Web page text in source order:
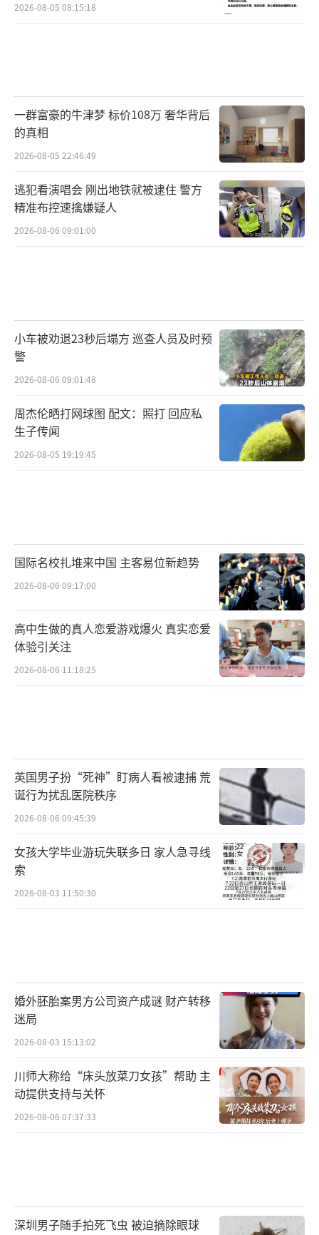
2026-08-05 08:15:18
一群富豪的牛津梦 标价108万 奢华背后
的真相
2026-08-05 22:46:49
逃犯看演唱会 刚出地铁就被逮住 警方
精准布控速擒嫌疑人
2026-08-06 09:01:00
小车被劝退23秒后塌方 巡查人员及时预
警
2026-08-06 09:01:48
周杰伦晒打网球图 配文：照打 回应私
生子传闻
2026-08-05 19:19:45
国际名校扎堆来中国 主客易位新趋势
2026-08-06 09:17:00
高中生做的真人恋爱游戏爆火 真实恋爱
体验引关注
2026-08-06 11:18:25
英国男子扮“死神”盯病人看被逮捕 荒
诞行为扰乱医院秩序
2026-08-06 09:45:39
女孩大学毕业游玩失联多日 家人急寻线
索
2026-08-03 11:50:30
婚外胚胎案男方公司资产成谜 财产转移
迷局
2026-08-03 15:13:02
川师大称给“床头放菜刀女孩”帮助 主
动提供支持与关怀
2026-08-06 07:37:33
深圳男子随手拍死飞虫 被迫摘除眼球